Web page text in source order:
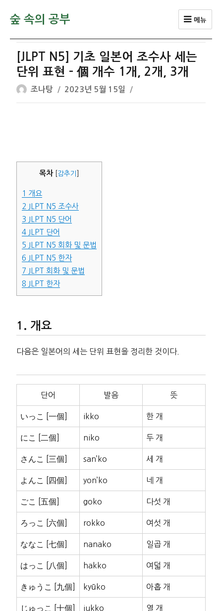
숲 속의 공부 메뉴
[JLPT N5] 기초 일본어 조수사 세는
단위 표현 – 個 개수 1개, 2개, 3개
글
쓴
조나탕
작
성
2023년 5월 15일
목차 감추기
1 개요
2 JLPT N5 조수사
3 JLPT N5 단어
4JLPT 단어
5 JLPT N5 회화 및 문법
6 JLPT N5 한자
7 JLPT 회화 및 문법
8 JLPT 한자
개요
다음은 일본어의 세는 단위 표현을 정리한 것이다.
단어 발음 뜻
いっこ [一個] ikko 한 개
にこ [二個] niko 두 개
さんこ [三個] san’ko 세 개
よんこ [四個] yon’ko 네 개
ごこ [五個] goko 다섯 개
ろっこ [六個] rokko 여섯 개
ななこ [七個] nanako 일곱 개
はっこ [八個] hakko 여덟 개
きゅうこ [九個] kyūko 아홉 개
じゅっこ [十個] jukko 열 개